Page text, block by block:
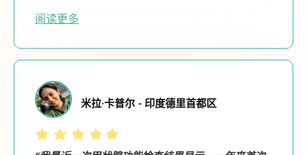
阅读更多
米拉·卡普尔 - 印度德里首都区